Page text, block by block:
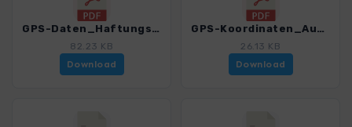
GPS-Daten_Haftungsausschluss-Nutzungsbedingungen_WF_WestHighlandWay_4569_1.pdf
82.23 KB
Download
GPS-Koordinaten_Ausgangspunkte_WF_WestHighlandWay_4569_1.pdf
26.13 KB
Download